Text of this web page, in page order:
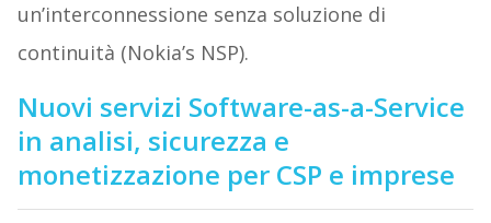
un’interconnessione senza soluzione di
continuità (Nokia’s NSP).
Nuovi servizi Software-as-a-Service
in analisi, sicurezza e
monetizzazione per CSP e imprese